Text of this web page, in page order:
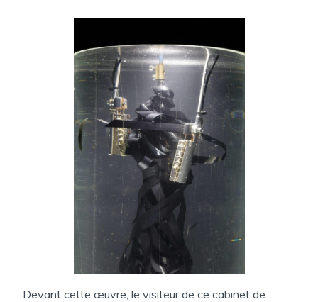
Devant cette œuvre, le visiteur de ce cabinet de